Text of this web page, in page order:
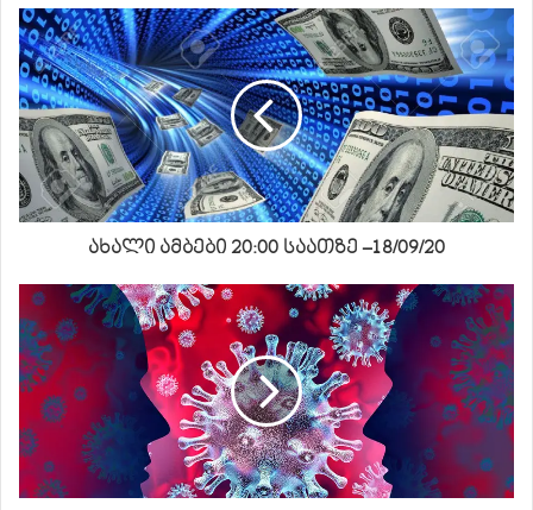
ახალი ამბები 20:00 საათზე –18/09/20